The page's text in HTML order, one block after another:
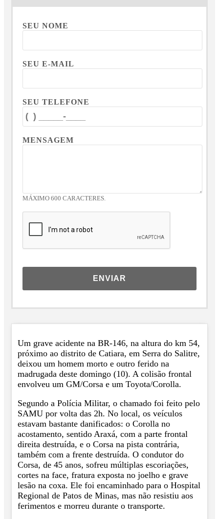
SEU NOME
SEU E-MAIL
SEU TELEFONE
MENSAGEM
MÁXIMO 600 CARACTERES.
ENVIAR
Um grave acidente na BR-146, na altura do km 54,
próximo ao distrito de Catiara, em Serra do Salitre,
deixou um homem morto e outro ferido na
madrugada deste domingo (10). A colisão frontal
envolveu um GM/Corsa e um Toyota/Corolla.
Segundo a Polícia Militar, o chamado foi feito pelo
SAMU por volta das 2h. No local, os veículos
estavam bastante danificados: o Corolla no
acostamento, sentido Araxá, com a parte frontal
direita destruída, e o Corsa na pista contrária,
também com a frente destruída. O condutor do
Corsa, de 45 anos, sofreu múltiplas escoriações,
cortes na face, fratura exposta no joelho e grave
lesão na coxa. Ele foi encaminhado para o Hospital
Regional de Patos de Minas, mas não resistiu aos
ferimentos e morreu durante o transporte.